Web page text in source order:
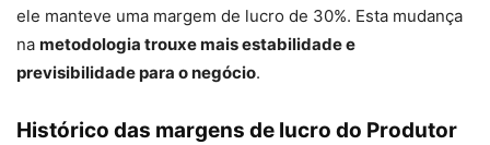
ele manteve uma margem de lucro de 30%. Esta mudança
na metodologia trouxe mais estabilidade e
previsibilidade para o negócio.
Histórico das margens de lucro do Produtor